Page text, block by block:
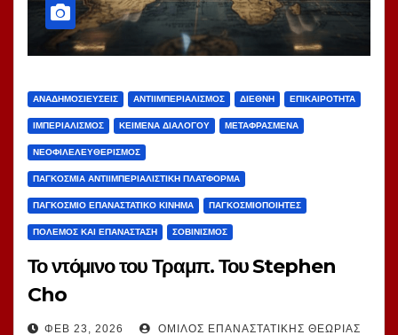
ΑΝΑΔΗΜΟΣΙΕΎΣΕΙΣ ΑΝΤΙΙΜΠΕΡΙΑΛΙΣΜΌΣ ΔΙΕΘΝΉ ΕΠΙΚΑΙΡΌΤΗΤΑ
ΙΜΠΕΡΙΑΛΙΣΜΌΣ ΚΕΊΜΕΝΑ ΔΙΑΛΌΓΟΥ ΜΕΤΑΦΡΑΣΜΈΝΑ
ΝΕΟΦΙΛΕΛΕΥΘΕΡΙΣΜΌΣ
ΠΑΓΚΌΣΜΙΑ ΑΝΤΙΙΜΠΕΡΙΑΛΙΣΤΙΚΉ ΠΛΑΤΦΌΡΜΑ
ΠΑΓΚΌΣΜΙΟ ΕΠΑΝΑΣΤΑΤΙΚΌ ΚΊΝΗΜΑ ΠΑΓΚΟΣΜΙΟΠΟΙΗΤΈΣ
ΠΌΛΕΜΟΣ ΚΑΙ ΕΠΑΝΆΣΤΑΣΗ ΣΟΒΙΝΙΣΜΌΣ
Το ντόμινο του Τραμπ. Του Stephen
Cho
ΦΕΒ 23, 2026 ΌΜΙΛΟΣ ΕΠΑΝΑΣΤΑΤΙΚΉΣ ΘΕΩΡΊΑΣ